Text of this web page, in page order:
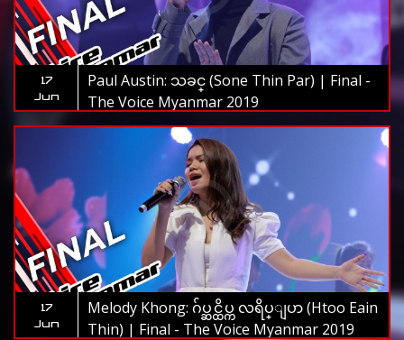
17
Jun
Paul Austin: သခင္ (Sone Thin Par) | Final -
The Voice Myanmar 2019
17
Jun
Melody Khong: ဂ်ပ္ဆင္ထိပ္က လရိပ္ျပာ (Htoo Eain
Thin) | Final - The Voice Myanmar 2019